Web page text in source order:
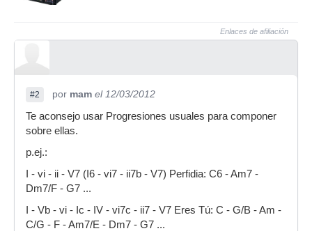
Enlaces de afiliación
#2 por mam el 12/03/2012
Te aconsejo usar Progresiones usuales para componer
sobre ellas.
p.ej.:
I - vi - ii - V7 (I6 - vi7 - ii7b - V7) Perfidia: C6 - Am7 -
Dm7/F - G7 ...
I - Vb - vi - Ic - IV - vi7c - ii7 - V7 Eres Tú: C - G/B - Am -
C/G - F - Am7/E - Dm7 - G7 ...